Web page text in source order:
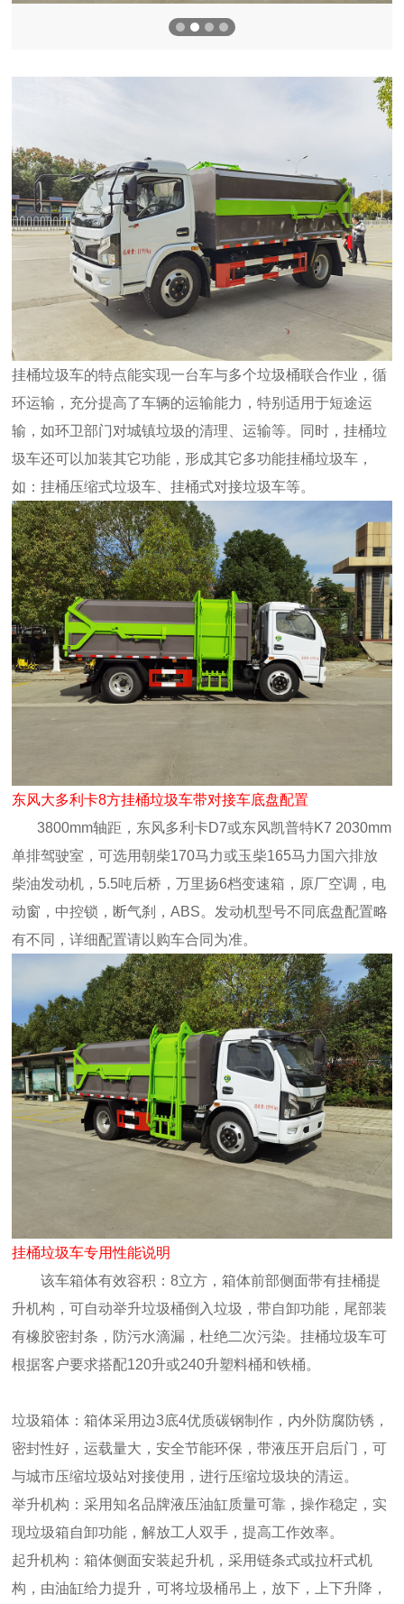
挂桶垃圾车的特点能实现一台车与多个垃圾桶联合作业，循
环运输，充分提高了车辆的运输能力，特别适用于短途运
输，如环卫部门对城镇垃圾的清理、运输等。同时，挂桶垃
圾车还可以加装其它功能，形成其它多功能挂桶垃圾车，
如：挂桶压缩式垃圾车、挂桶式对接垃圾车等。
东风大多利卡8方挂桶垃圾车带对接车底盘配置
3800mm轴距，东风多利卡D7或东风凯普特K7 2030mm
单排驾驶室，可选用朝柴170马力或玉柴165马力国六排放
柴油发动机，5.5吨后桥，万里扬6档变速箱，原厂空调，电
动窗，中控锁，断气刹，ABS。发动机型号不同底盘配置略
有不同，详细配置请以购车合同为准。
挂桶垃圾车专用性能说明
该车箱体有效容积：8立方，箱体前部侧面带有挂桶提
升机构，可自动举升垃圾桶倒入垃圾，带自卸功能，尾部装
有橡胶密封条，防污水滴漏，杜绝二次污染。挂桶垃圾车可
根据客户要求搭配120升或240升塑料桶和铁桶。
垃圾箱体：箱体采用边3底4优质碳钢制作，内外防腐防锈，
密封性好，运载量大，安全节能环保，带液压开启后门，可
与城市压缩垃圾站对接使用，进行压缩垃圾块的清运。
举升机构：采用知名品牌液压油缸质量可靠，操作稳定，实
现垃圾箱自卸功能，解放工人双手，提高工作效率。
起升机构：箱体侧面安装起升机，采用链条式或拉杆式机
构，由油缸给力提升，可将垃圾桶吊上，放下，上下升降，